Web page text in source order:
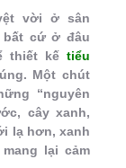
vời ở sân
bất cứ ở đâu
thiết kế tiểu
Một chút
“nguyên
cây xanh,
lạ hơn, xanh
lại cảm